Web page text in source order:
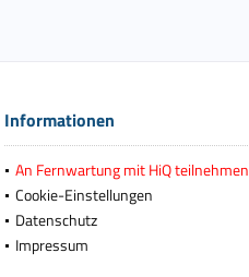
Informationen
An Fernwartung mit HiQ teilnehmen
Cookie-Einstellungen
Datenschutz
Impressum